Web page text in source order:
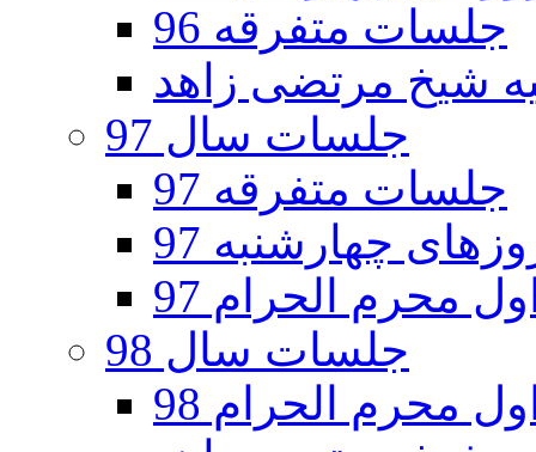
جلسات متفرقه 96
جلسات سال 97
جلسات متفرقه 97
چهارشنبه 97
محرم الحرام 97
جلسات سال 98
محرم الحرام 98